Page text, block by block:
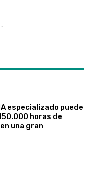
-
especializado puede
horas de
una gran